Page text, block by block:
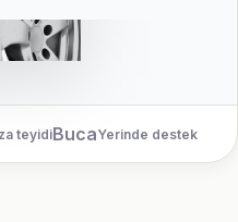
teyidiBucaYerinde destek